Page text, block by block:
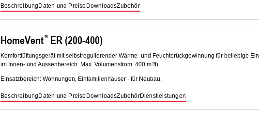
Beschreibung Daten und Preise DownloadsZubehör
HomeVent ER (200-400)
Komfortlüftungsgerät mit selbstregulierender Wärme- und Feuchterückgewinnung für beliebige
im Innen- und Aussenbereich. Max. Volumenstrom: 400 m³/h.
Einsatzbereich: Wohnungen, Einfamilienhäuser - für Neubau.
Beschreibung Daten und Preise DownloadsZubehörDienstleistungen